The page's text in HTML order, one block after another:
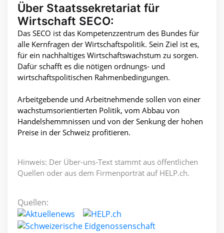
Über Staatssekretariat für
Wirtschaft SECO:
Das SECO ist das Kompetenzzentrum des Bundes für
alle Kernfragen der Wirtschaftspolitik. Sein Ziel ist es,
für ein nachhaltiges Wirtschaftswachstum zu sorgen.
Dafür schafft es die nötigen ordnungs- und
wirtschaftspolitischen Rahmenbedingungen.
Arbeitgebende und Arbeitnehmende sollen von einer
wachstumsorientierten Politik, vom Abbau von
Handelshemmnissen und von der Senkung der hohen
Preise in der Schweiz profitieren.
Hinweis: Der Über-uns-Text stammt aus öffentlichen
Quellen oder aus dem Firmenporträt auf HELP.ch.
Quellen: